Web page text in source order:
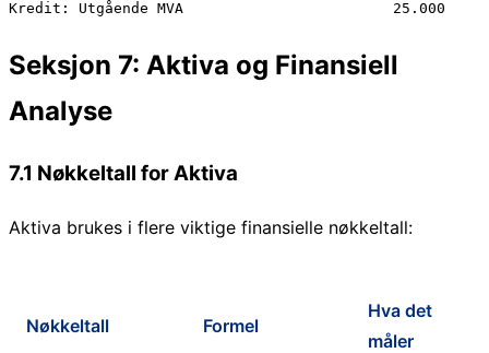
Seksjon 7: Aktiva og Finansiell
Analyse
7.1 Nøkkeltall for Aktiva
Aktiva brukes i flere viktige finansielle nøkkeltall:
Nøkkeltall Formel
Hva det
måler